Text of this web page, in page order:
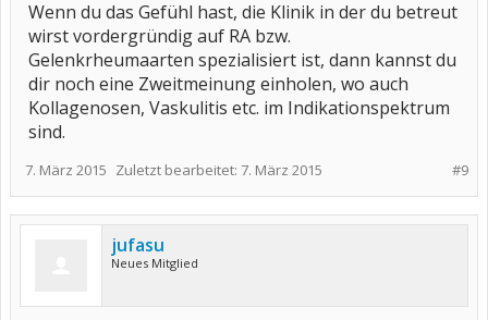
Wenn du das Gefühl hast, die Klinik in der du betreut
wirst vordergründig auf RA bzw.
Gelenkrheumaarten spezialisiert ist, dann kannst du
dir noch eine Zweitmeinung einholen, wo auch
Kollagenosen, Vaskulitis etc. im Indikationspektrum
sind.
#9
7. März 2015 Zuletzt bearbeitet: 7. März 2015
jufasu
Neues Mitglied